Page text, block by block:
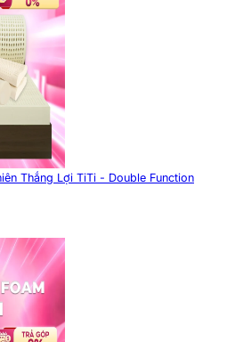
Thắng Lợi TiTi - Double Function